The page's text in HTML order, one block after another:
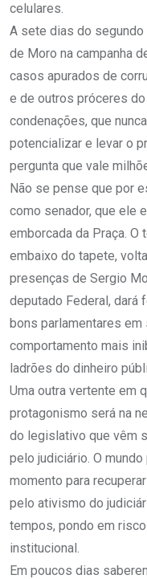
celulares.
A sete dias do
de Moro na campanha
casos apurados de
e de outros próceres
condenações, que
potencializar e levar o
pergunta que vale
Não se pense que por
como senador, que ele
emborcada da Praça.
embaixo do tapete,
presenças de Sergio
deputado Federal, dará
bons parlamentares
comportamento mais
ladrões do dinheiro
Uma outra vertente em
protagonismo será na
do legislativo que vêm
pelo judiciário. O
momento para
pelo ativismo do
tempos, pondo em
institucional.
Em poucos dias